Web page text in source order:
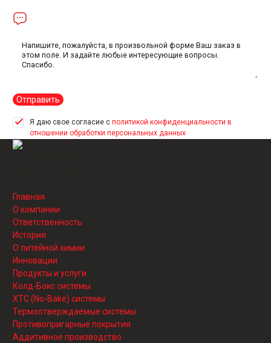
Отправить
Я даю свое согласие с политикой конфиденциальности в
отношении обработки персональных данных
Главная
О компании
Ответственность
История
О литейной химии
Инновации
Продукты и услуги
Колд-Бокс системы
ХТС (No-Bake) системы
Термоотверждаемые системы
Противопригарные покрытия
Аддитивное производство